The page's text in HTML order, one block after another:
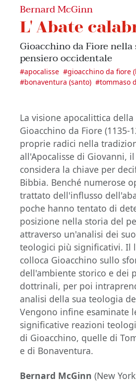
Bernard McGinn
L' Abate
Gioacchino da Fiore
pensiero occidentale
#apocalisse #gioacchino da fiore
#bonaventura (santo) #tommaso
La visione apocalittica
Gioacchino da Fiore (1135-
proprie radici nella
all'Apocalisse di Giovanni,
considera la chiave per
Bibbia. Benché numerose
trattato dell'influsso
poche hanno tentato di
posizione nella storia del
attraverso un'analisi dei
teologici più significativi. Il
colloca Gioacchino sullo
dell'ambiente storico e dei
dottrinali, per poi
analisi della sua teologia
Vengono infine esaminate
significative reazioni
di Gioacchino, quelle di
e di Bonaventura.
Bernard McGinn (New